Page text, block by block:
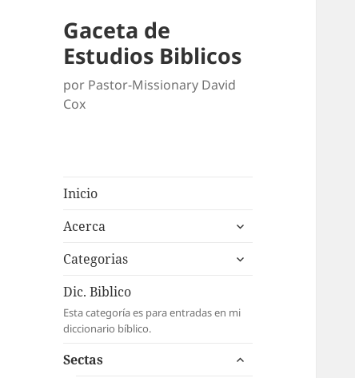
Gaceta de
Estudios Biblicos
por Pastor-Missionary David
Cox
Inicio
Acerca
expande
menú
Categorias
expande
inferior
Dic. Biblico
Esta categoría es para entradas en mi
diccionario bíblico.
Sectas
expande